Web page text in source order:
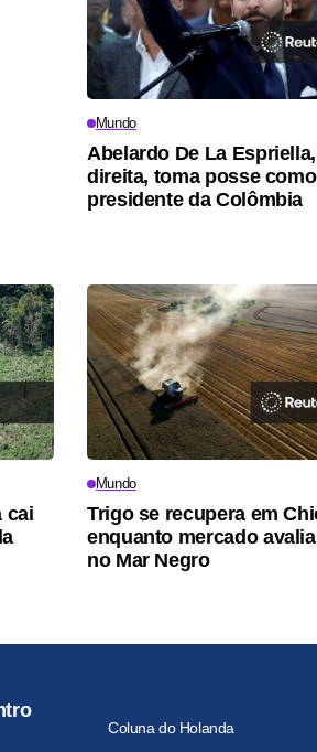
Mundo
Abelardo De La
direita, toma posse
presidente da Colômbia
cai
Mundo
Trigo se recupera em
enquanto mercado
no Mar Negro
Coluna do Holanda